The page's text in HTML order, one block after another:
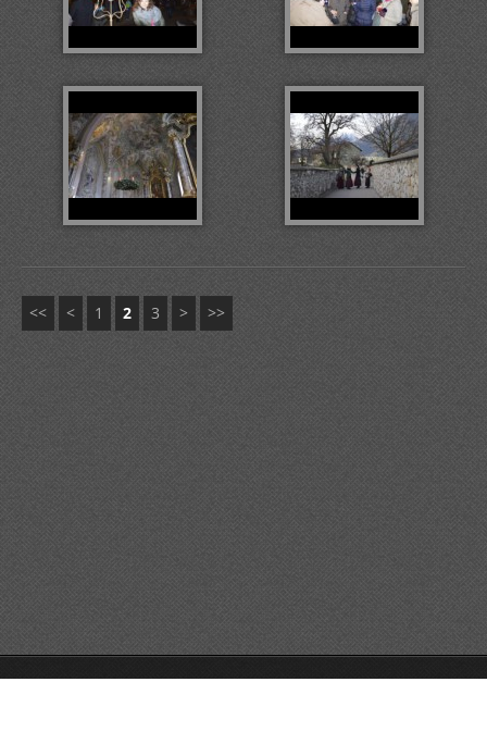
<< < 1 2 3 > >>